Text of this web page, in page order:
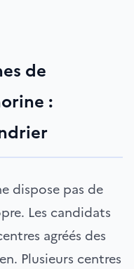
de
:
dispose pas de
Les candidats
agréés des
Plusieurs centres